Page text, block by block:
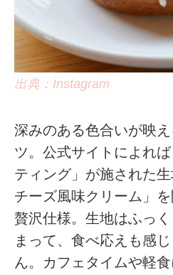
出典：Instagram
深みのある色合いが映
ツ。公式サイトによれ
ティング」が施された
チーズ風味クリーム」
贅沢仕様。生地はふっ
まって、食べ応えも感
ん。カフェタイムや軽